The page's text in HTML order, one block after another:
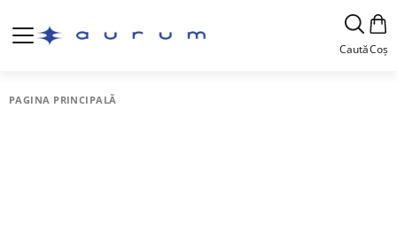
CautăCoș
PAGINA PRINCIPALĂ